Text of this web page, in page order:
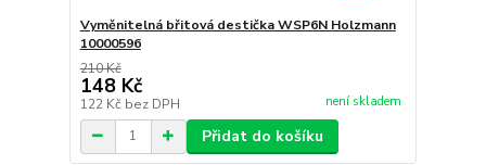
Vyměnitelná břitová destička WSP6N Holzmann
10000596
210 Kč
148 Kč
122 Kč bez DPH není skladem
Přidat do košíku